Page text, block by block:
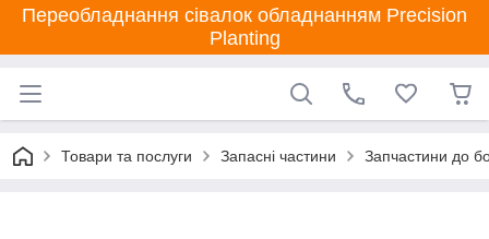
Переобладнання сівалок обладнанням Precision
Planting
Товари та послуги Запасні частини Запчастини до